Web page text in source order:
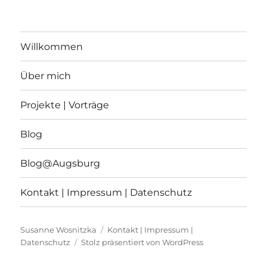
Willkommen
Über mich
Projekte | Vorträge
Blog
Blog@Augsburg
Kontakt | Impressum | Datenschutz
Susanne Wosnitzka
Kontakt | Impressum |
Datenschutz
Stolz präsentiert von WordPress